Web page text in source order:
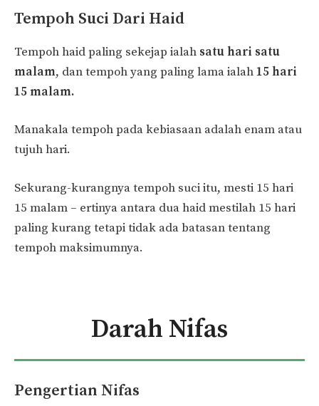
Tempoh Suci Dari Haid
Tempoh haid paling sekejap ialah satu hari satu
malam, dan tempoh yang paling lama ialah15 hari
15 malam.
Manakala tempoh pada kebiasaan adalah enam atau
tujuh hari.
Sekurang-kurangnya tempoh suci itu, mesti 15 hari
15 malam – ertinya antara dua haid mestilah 15 hari
paling kurang tetapi tidak ada batasan tentang
tempoh maksimumnya.
Darah Nifas
Pengertian Nifas